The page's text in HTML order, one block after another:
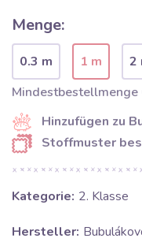
Menge:
0.3 m 1 m
2
Mindestbestellmenge
Hinzufügen zu
Stoffmuster
Kategorie: 2. Klasse
Hersteller: